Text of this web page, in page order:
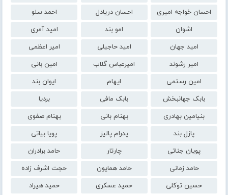
احسان خواجه امیری
احسان دریادل
احمد سلو
اشوان
امو بند
امید آمری
امید جهان
امید حاجیلی
امیر اعظمی
امیر رشوند
امیرعباس گلاب
امین بانی
امین رستمی
ایهام
ایوان بند
بابک جهانبخش
بابک مافی
بردیا
بنیامین بهادری
بهنام بانی
بهنام صفوی
پازل بند
پدرام پالیز
پویا بیاتی
پویان جناتی
چارتار
حامد برادران
حامد زمانی
حامد همایون
حجت اشرف زاده
حسین توکلی
حمید عسکری
حمید هیراد